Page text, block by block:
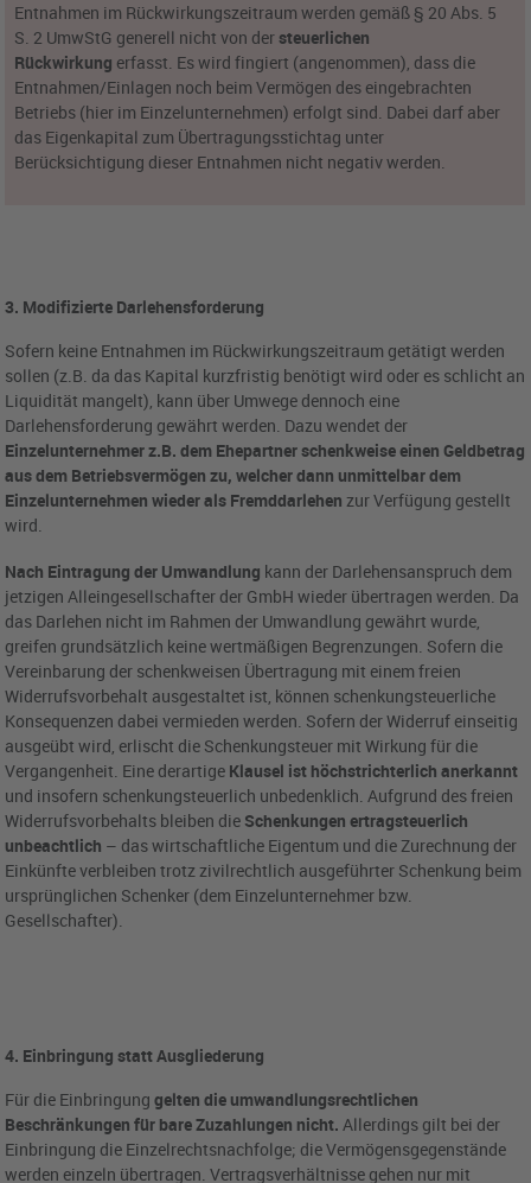
Entnahmen im Rückwirkungszeitraum werden gemäß § 20 Abs. 5
S. 2 UmwStG generell nicht von dersteuerlichen
Rückwirkung erfasst. Es wird fingiert (angenommen), dass die
Entnahmen/Einlagen noch beim Vermögen des eingebrachten
Betriebs (hier im Einzelunternehmen) erfolgt sind. Dabei darf aber
das Eigenkapital zum Übertragungsstichtag unter
Berücksichtigung dieser Entnahmen nicht negativ werden.
3. Modifizierte Darlehensforderung
Sofern keine Entnahmen im Rückwirkungszeitraum getätigt werden
sollen (z.B. da das Kapital kurzfristig benötigt wird oder es schlicht an
Liquidität mangelt), kann über Umwege dennoch eine
Darlehensforderung gewährt werden. Dazu wendet der
Einzelunternehmer z.B. dem Ehepartner schenkweise einen Geldbetrag
aus dem Betriebsvermögen zu, welcher dann unmittelbar dem
Einzelunternehmen wieder als Fremddarlehen zur Verfügung gestellt
wird.
Nach Eintragung der Umwandlung kann der Darlehensanspruch dem
jetzigen Alleingesellschafter der GmbH wieder übertragen werden. Da
das Darlehen nicht im Rahmen der Umwandlung gewährt wurde,
greifen grundsätzlich keine wertmäßigen Begrenzungen. Sofern die
Vereinbarung der schenkweisen Übertragung mit einem freien
Widerrufsvorbehalt ausgestaltet ist, können schenkungsteuerliche
Konsequenzen dabei vermieden werden. Sofern der Widerruf einseitig
ausgeübt wird, erlischt die Schenkungsteuer mit Wirkung für die
Vergangenheit. Eine derartige Klausel ist höchstrichterlich anerkannt
und insofern schenkungsteuerlich unbedenklich. Aufgrund des freien
Widerrufsvorbehalts bleiben die Schenkungen ertragsteuerlich
unbeachtlich – das wirtschaftliche Eigentum und die Zurechnung der
Einkünfte verbleiben trotz zivilrechtlich ausgeführter Schenkung beim
ursprünglichen Schenker (dem Einzelunternehmer bzw.
Gesellschafter).
4. Einbringung statt Ausgliederung
Für die Einbringunggelten die umwandlungsrechtlichen
Beschränkungen für bare Zuzahlungen nicht. Allerdings gilt bei der
Einbringung die Einzelrechtsnachfolge; die Vermögensgegenstände
werden einzeln übertragen. Vertragsverhältnisse gehen nur mit